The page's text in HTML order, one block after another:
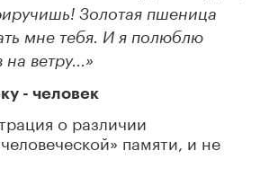
Золотая пшеница
мне тебя. И я полюблю
ветру...»
- человек
о различии
памяти, и не